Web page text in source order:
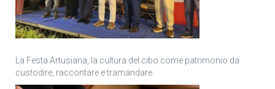
La Festa Artusiana, la cultura del cibo come patrimonio da
custodire, raccontare e tramandare